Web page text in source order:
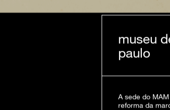
museu
paulo
A sede do
reforma da